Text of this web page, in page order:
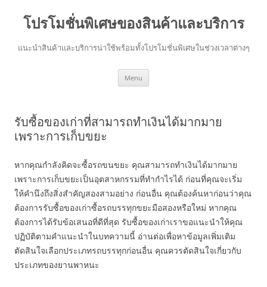
โปรโมชั่นพิเศษของสินค้าและบริการ
แนะนำสินค้าและบริการน่าใช้พร้อมทั้งโปรโมชั่นพิเศษในช่วงเวลาต่างๆ
Menu
รับซื้อของเก่าที่สามารถทำเงินได้มากมาย
เพราะการเก็บขยะ
หากคุณกำลังคิดจะซื้อรถขนขยะ คุณสามารถทำเงินได้มากมาย
เพราะการเก็บขยะเป็นอุตสาหกรรมที่ทำกำไรได้ ก่อนที่คุณจะเริ่ม
ให้คำนึงถึงสิ่งสำคัญสองสามอย่าง ก่อนอื่น คุณต้องค้นหาก่อนว่าคุณ
ต้องการรับซื้อของเก่าซื้อรถบรรทุกขยะมือสองหรือใหม่ หากคุณ
ต้องการได้รับข้อเสนอที่ดีที่สุด รับซื้อของเก่าเราขอแนะนำให้คุณ
ปฏิบัติตามคำแนะนำในบทความนี้ อ่านต่อเพื่อหาข้อมูลเพิ่มเติม
ตัดสินใจเลือกประเภทรถบรรทุกก่อนอื่น คุณควรตัดสินใจเกี่ยวกับ
ประเภทของยานพาหนะ